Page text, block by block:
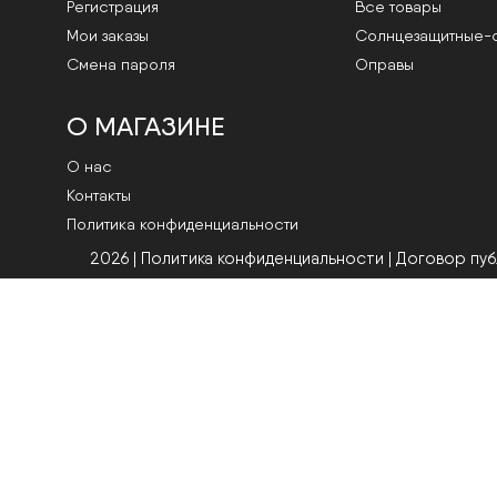
Регистрация
Мои заказы
Смена пароля
Все товары
Cолнцезащитные-
Оправы
О МАГАЗИНЕ
О нас
Контакты
Политика конфиденциальности
2026 | Политика конфиденциальности | Договор